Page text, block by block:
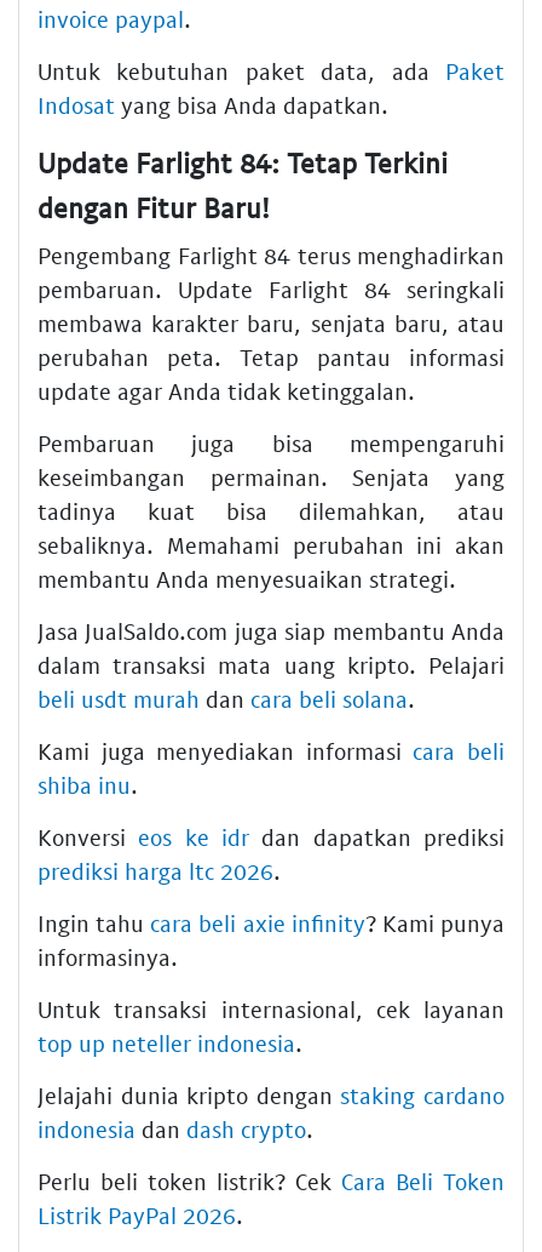
invoice paypal.
Untuk kebutuhan paket data, ada Paket
Indosat yang bisa Anda dapatkan.
Update Farlight 84: Tetap Terkini
dengan Fitur Baru!
Pengembang Farlight 84 terus menghadirkan
pembaruan. Update Farlight 84 seringkali
membawa karakter baru, senjata baru, atau
perubahan peta. Tetap pantau informasi
update agar Anda tidak ketinggalan.
Pembaruan juga bisa mempengaruhi
keseimbangan permainan. Senjata yang
tadinya kuat bisa dilemahkan, atau
sebaliknya. Memahami perubahan ini akan
membantu Anda menyesuaikan strategi.
Jasa JualSaldo.com juga siap membantu Anda
dalam transaksi mata uang kripto. Pelajari
beli usdt murah dan cara beli solana.
Kami juga menyediakan informasi cara beli
shiba inu.
Konversi eos ke idr dan dapatkan prediksi
prediksi harga ltc 2026.
Ingin tahu cara beli axie infinity? Kami punya
informasinya.
Untuk transaksi internasional, cek layanan
top up neteller indonesia.
Jelajahi dunia kripto denganstaking cardano
indonesia dan dash crypto.
Perlu beli token listrik? Cek Cara Beli Token
Listrik PayPal 2026.